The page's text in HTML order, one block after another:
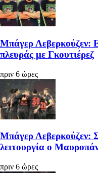
Μπάγερ Λεβερκούζεν:
πλευράς με Γκουτιέρεζ
πριν 6 ώρες
Μπάγερ Λεβερκούζεν:
λειτουργία ο
πριν 6 ώρες